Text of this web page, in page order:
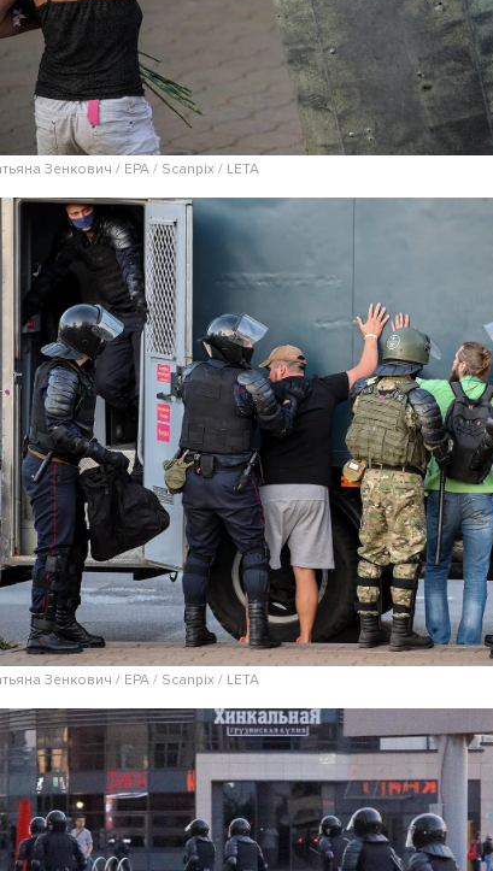
Зенкович / EPA / Scanpix / LETA
Зенкович / EPA / Scanpix / LETA